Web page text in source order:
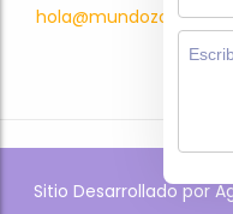
hola@mundozoo.cl
Sitio Desarrollado por